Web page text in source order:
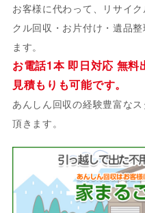
お客様に代わって、リサイ
クル回収・お片付け・遺品
ます。
お電話1本 即日対応 無
見積もりも可能です。
あんしん回収の経験豊富な
頂きます。